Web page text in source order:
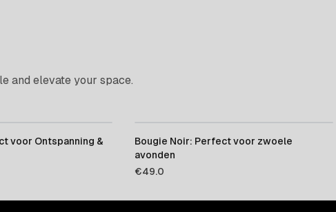
and elevate your space.
voor Ontspanning &
Bougie Noir: Perfect voor zwoele
avonden
€49.0